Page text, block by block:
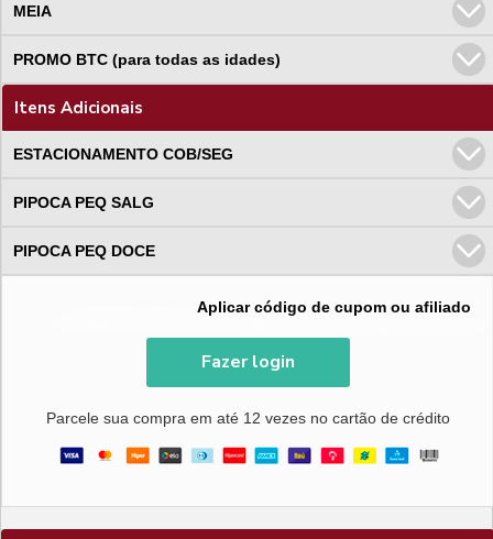
MEIA
PROMO BTC (para todas as idades)
Itens Adicionais
ESTACIONAMENTO COB/SEG
PIPOCA PEQ SALG
PIPOCA PEQ DOCE
Aplicar código de cupom ou afiliado
Fazer login
Parcele sua compra em até 12 vezes no cartão de crédito